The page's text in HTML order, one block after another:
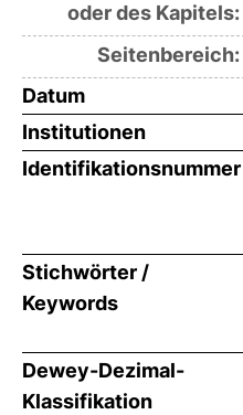
oder des Kapitels:
Seitenbereich:
Datum
Institutionen
Identifikationsnummer
Stichwörter /
Keywords
Dewey-Dezimal-
Klassifikation